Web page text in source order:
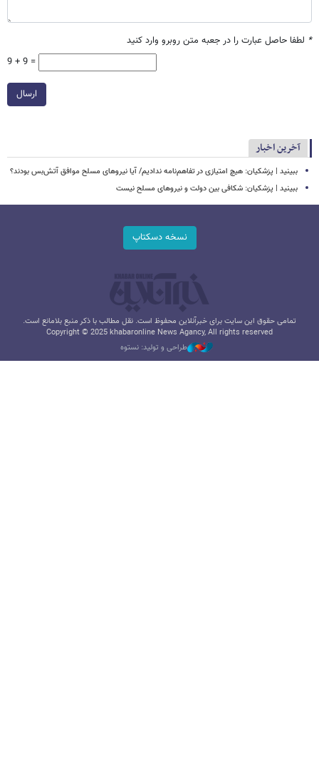
* لطفا حاصل عبارت را در جعبه متن روبرو وارد کنید
9 + 9 =
ارسال
آخرین اخبار
ببینید | پزشکیان: هیچ امتیازی در تفاهم‌نامه ندادیم/ آیا نیروهای مسلح موافق آتش‌بس بودند؟
ببینید | پزشکیان: شکافی بین دولت و نیروهای مسلح نیست
نسخه دسکتاپ
تمامی حقوق این سایت برای خبرآنلاین محفوظ است. نقل مطالب با ذکر منبع بلامانع است.
Copyright © 2025 khabaronline News Agancy, All rights reserved
طراحی و تولید: نستوه